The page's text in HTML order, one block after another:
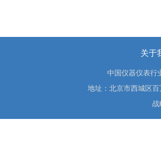
关于
中国仪器仪表
地址：北京市西城区
战